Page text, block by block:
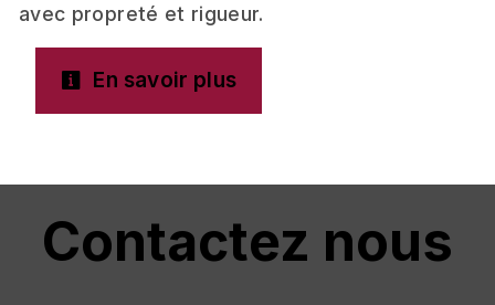
avec propreté et rigueur.
En savoir plus
Contactez nous